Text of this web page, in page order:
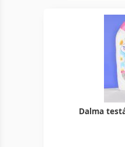
Dalma